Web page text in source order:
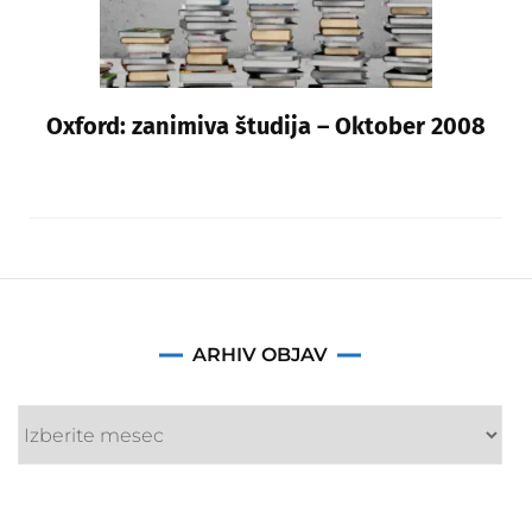
Oxford: zanimiva študija – Oktober 2008
ARHIV OBJAV
Arhiv